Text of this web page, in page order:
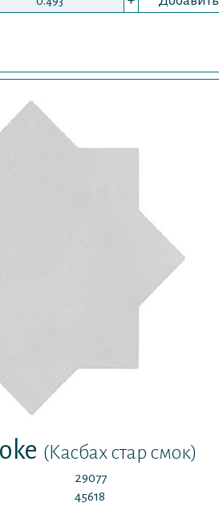
(Касбах стар смок)
29077
45618